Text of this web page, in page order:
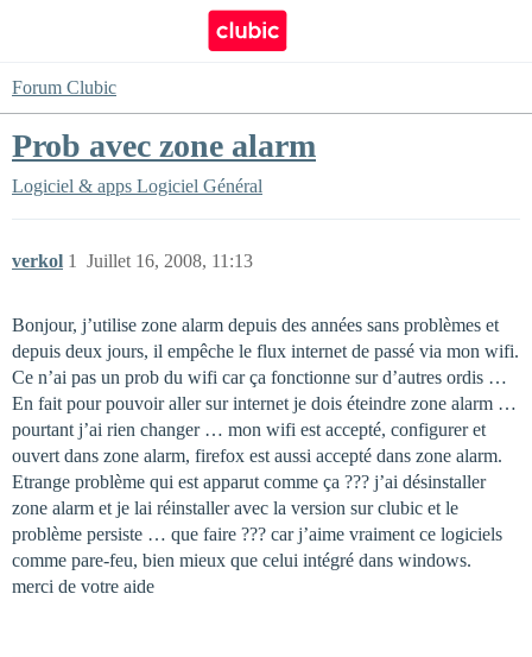
Forum Clubic
Prob avec zone alarm
Logiciel & apps Logiciel Général
verkol Juillet 16, 2008, 11:13
1
Bonjour, j’utilise zone alarm depuis des années sans problèmes et
depuis deux jours, il empêche le flux internet de passé via mon wifi.
Ce n’ai pas un prob du wifi car ça fonctionne sur d’autres ordis …
En fait pour pouvoir aller sur internet je dois éteindre zone alarm …
pourtant j’ai rien changer … mon wifi est accepté, configurer et
ouvert dans zone alarm, firefox est aussi accepté dans zone alarm.
Etrange problème qui est apparut comme ça ??? j’ai désinstaller
zone alarm et je lai réinstaller avec la version sur clubic et le
problème persiste … que faire ??? car j’aime vraiment ce logiciels
comme pare-feu, bien mieux que celui intégré dans windows.
merci de votre aide